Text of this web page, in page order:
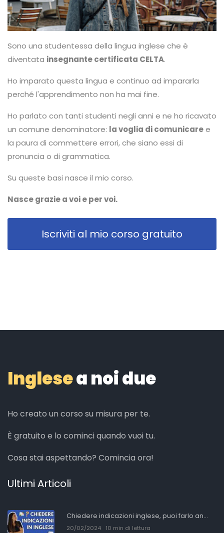
Sono una studentessa della lingua inglese che è
diventata insegnante certificata CELTA.
Ho imparato questa lingua e continuo ad impararla
perché l'apprendimento non ha mai fine.
Ho parlato con tanti studenti negli anni e ne ho ricavato
un comune denominatore: la voglia di comunicaree
la paura di commettere errori, che siano essi di
pronuncia o di grammatica.
Su queste basi nasce il mio corso.
Nasce grazie a voi e per voi.
Iscriviti al mio corso gratuito
Inglesea noi due
Ho creato un corso su misura per te.
È gratuito e lo cominci quando vuoi tu.
Cosa stai aspettando? Comincia ora!
Ultimi Articoli
Chiedere indicazioni inglese, puoi farlo an...
20/02/2024 10 min di lettura